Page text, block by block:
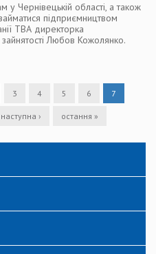
у Чернівецькій області, а також
підприємництвом
ТВА директорка
Любов Кожолянко.
3 4 5 6 7
наступна › остання »